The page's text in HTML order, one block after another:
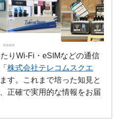
りWi-Fi・eSIMなどの通信
株式会社テレコムスクエ
す。これまで培った知見と
正確で実用的な情報をお届